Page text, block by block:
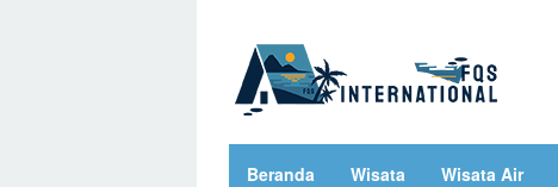
Beranda Wisata Wisata Air